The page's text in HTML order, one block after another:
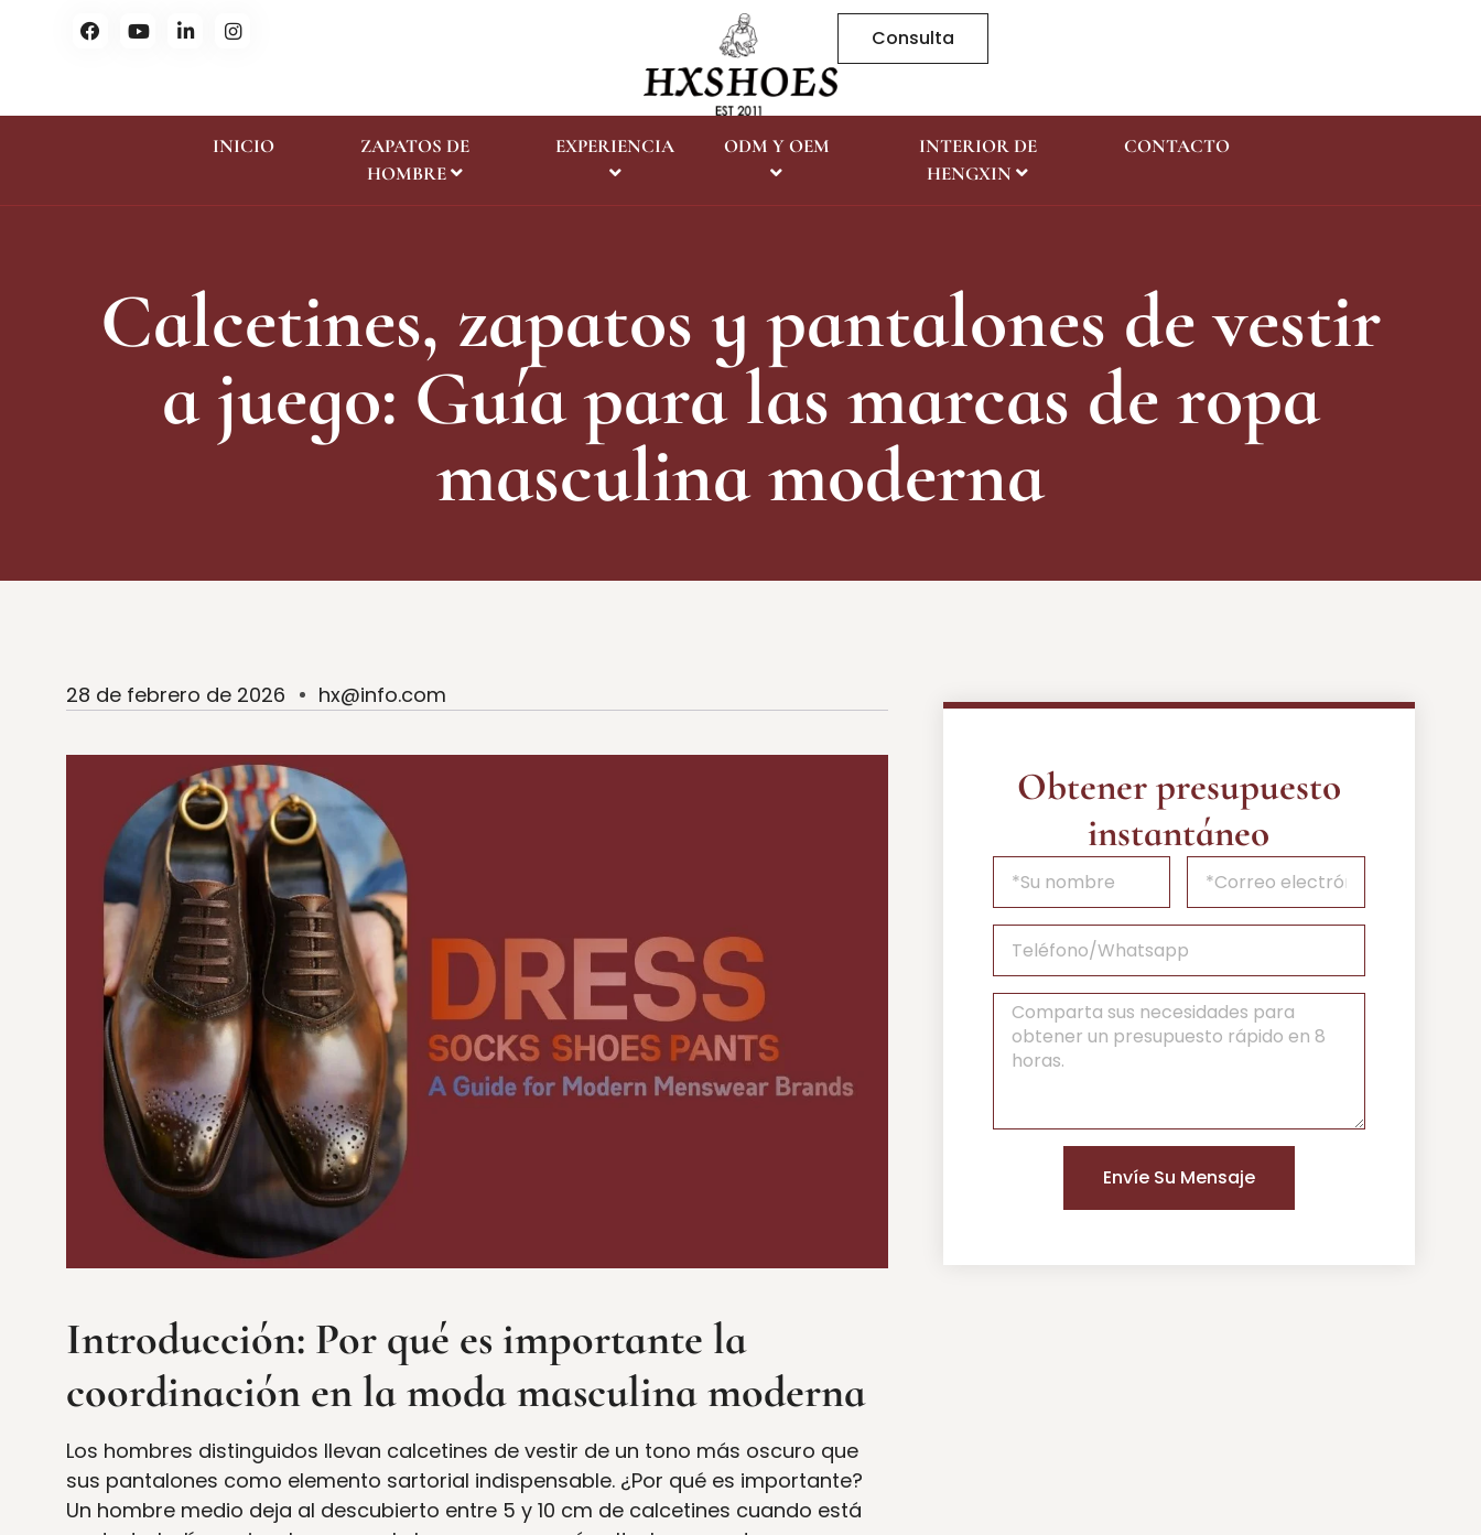
Consulta
INICIO
ZAPATOS DE
HOMBRE
EXPERIENCIA ODM Y OEM
INTERIOR DE
HENGXIN
CONTACTO
Calcetines, zapatos y pantalones de vestir
a juego: Guía para las marcas de ropa
masculina moderna
28 de febrero de 2026 hx@info.com
Introducción: Por qué es importante la
coordinación en la moda masculina moderna
Los hombres distinguidos llevan calcetines de vestir de un tono más oscuro que
sus pantalones como elemento sartorial indispensable. ¿Por qué es importante?
Un hombre medio deja al descubierto entre 5 y 10 cm de calcetines cuando está
Obtener presupuesto
instantáneo
Envíe Su Mensaje